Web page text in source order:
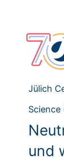
Jülich
Science
und